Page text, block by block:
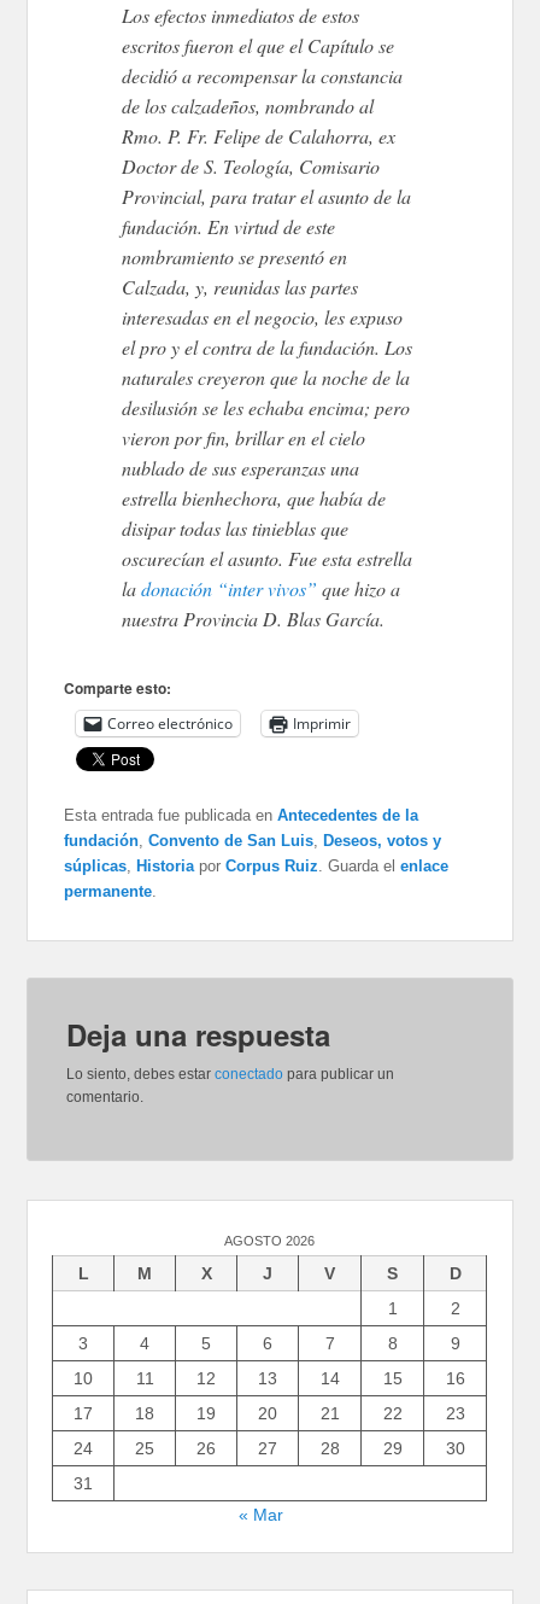
Los efectos inmediatos de estos
escritos fueron el que el Capítulo se
decidió a recompensar la constancia
de los calzadeños, nombrando al
Rmo. P. Fr. Felipe de Calahorra, ex
Doctor de S. Teología, Comisario
Provincial, para tratar el asunto de la
fundación. En virtud de este
nombramiento se presentó en
Calzada, y, reunidas las partes
interesadas en el negocio, les expuso
el pro y el contra de la fundación. Los
naturales creyeron que la noche de la
desilusión se les echaba encima; pero
vieron por fin, brillar en el cielo
nublado de sus esperanzas una
estrella bienhechora, que había de
disipar todas las tinieblas que
oscurecían el asunto. Fue esta estrella
ladonación “inter vivos” que hizo a
nuestra Provincia D. Blas García.
Comparte esto:
Correo electrónico Imprimir
Esta entrada fue publicada enAntecedentes de la
fundación ,Convento de San Luis
Deseos, votos y
súplicas
Historia porCorpus Ruiz . Guarda elenlace
permanente
Deja una respuesta
Lo siento, debes estarconectado para publicar un
comentario.
AGOSTO 2026
L M X J V S
D
1
2
3
4 5 6 7 8
9
10
11 12 13 14 15
16
17
18 19 20 21 22
23
24
25 26 27 28 29
30
31
« Mar